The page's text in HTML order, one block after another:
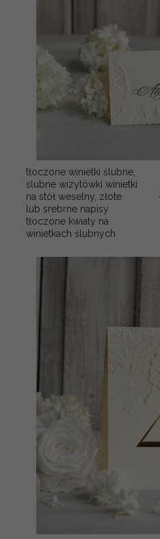
tłoczone winietki ślubne,
ślubne wizytówki winietki
na stół weselny, złote
lub srebrne napisy
tłoczone kwiaty na
winietkach ślubnych